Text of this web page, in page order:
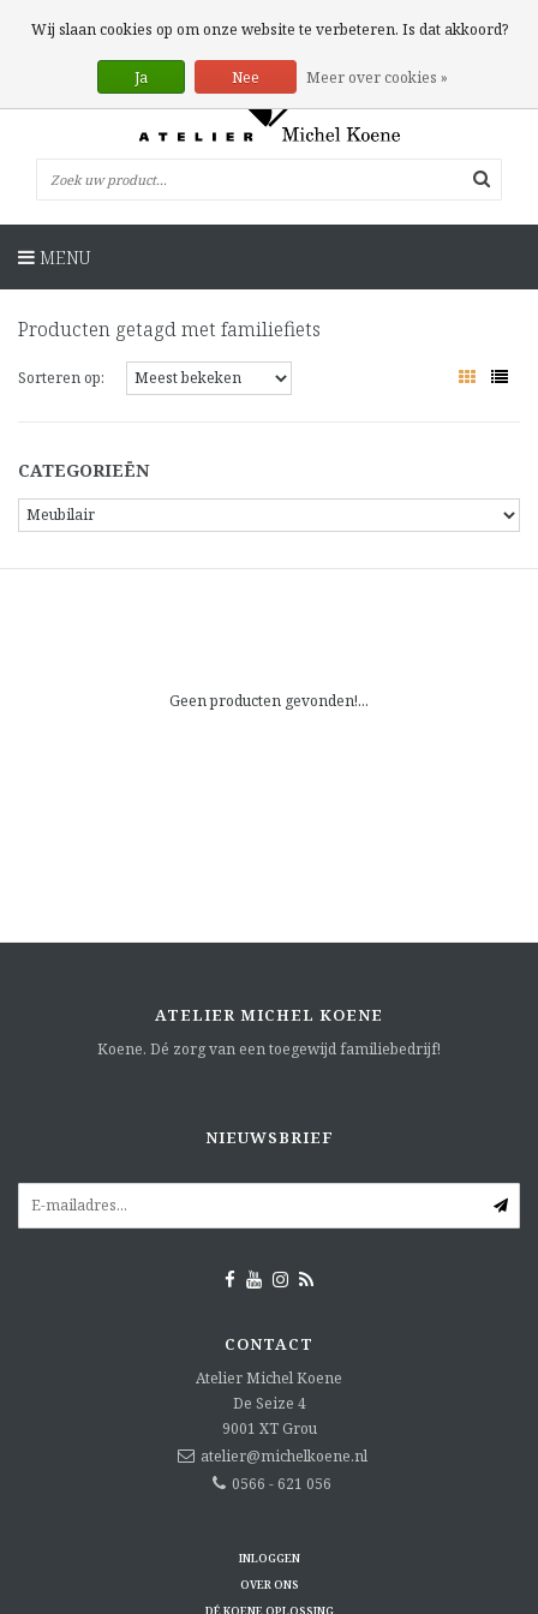
0 Artikelen
MENU
Producten getagd met familiefiets
Sorteren op:
CATEGORIEËN
Geen producten gevonden!...
ATELIER MICHEL KOENE
Koene. Dé zorg van een toegewijd familiebedrijf!
NIEUWSBRIEF
CONTACT
Atelier Michel Koene
De Seize 4
9001 XT Grou
atelier@michelkoene.nl
0566 - 621 056
INLOGGEN
OVER ONS
DÉ KOENE OPLOSSING
Wij slaan cookies op om onze website te verbeteren. Is dat akkoord?
Ja Nee Meer over cookies »